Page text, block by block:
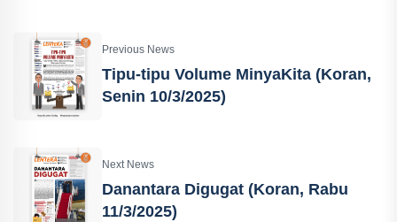
Previous News
Tipu-tipu Volume MinyaKita (Koran,
Senin 10/3/2025)
Next News
Danantara Digugat (Koran, Rabu
11/3/2025)